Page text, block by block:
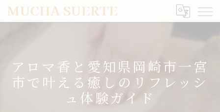
アロマ香と愛知県岡崎市一宮
市で叶える癒しのリフレッシ
ュ体験ガイド